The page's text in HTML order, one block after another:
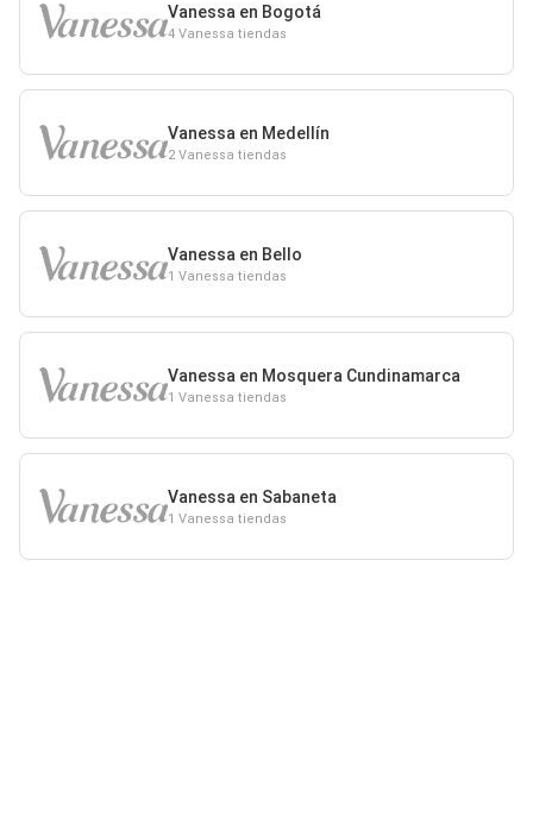
Vanessa en Bogotá
4 Vanessa tiendas
Vanessa en Medellín
2 Vanessa tiendas
Vanessa en Bello
1 Vanessa tiendas
Vanessa en Mosquera Cundinamarca
1 Vanessa tiendas
Vanessa en Sabaneta
1 Vanessa tiendas